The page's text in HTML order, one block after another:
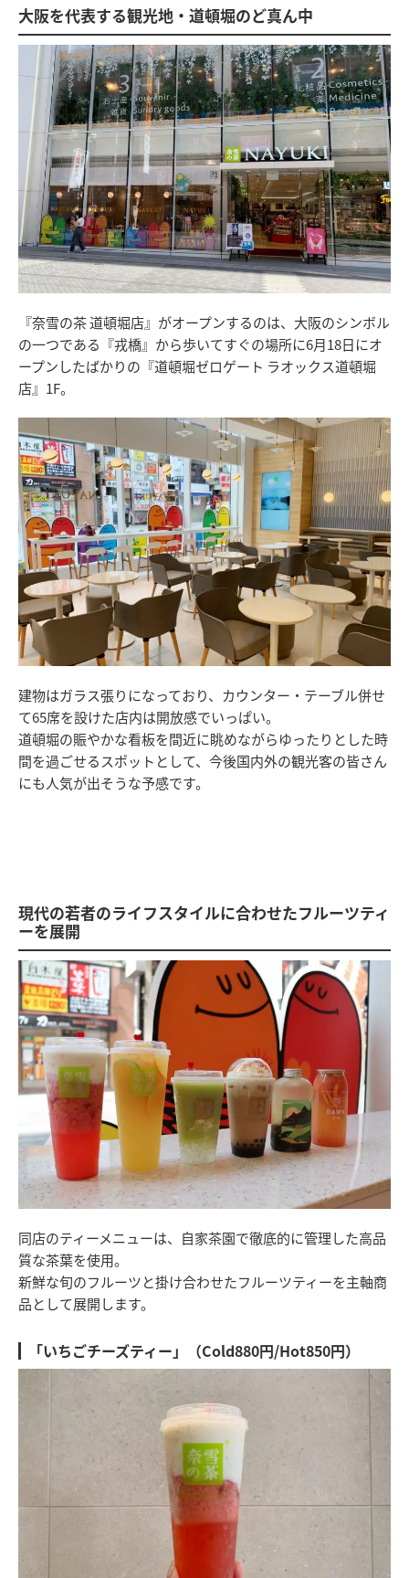
大阪を代表する観光地・道頓堀のど真ん中
『奈雪の茶 道頓堀店』がオープンするのは、大阪のシンボル
の一つである『戎橋』から歩いてすぐの場所に6月18日にオ
ープンしたばかりの『道頓堀ゼロゲート ラオックス道頓堀
店』1F。
建物はガラス張りになっており、カウンター・テーブル併せ
て65席を設けた店内は開放感でいっぱい。
道頓堀の賑やかな看板を間近に眺めながらゆったりとした時
間を過ごせるスポットとして、今後国内外の観光客の皆さん
にも人気が出そうな予感です。
現代の若者のライフスタイルに合わせたフルーツティ
ーを展開
同店のティーメニューは、自家茶園で徹底的に管理した高品
質な茶葉を使用。
新鮮な旬のフルーツと掛け合わせたフルーツティーを主軸商
品として展開します。
「いちごチーズティー」（Cold880円/Hot850円）